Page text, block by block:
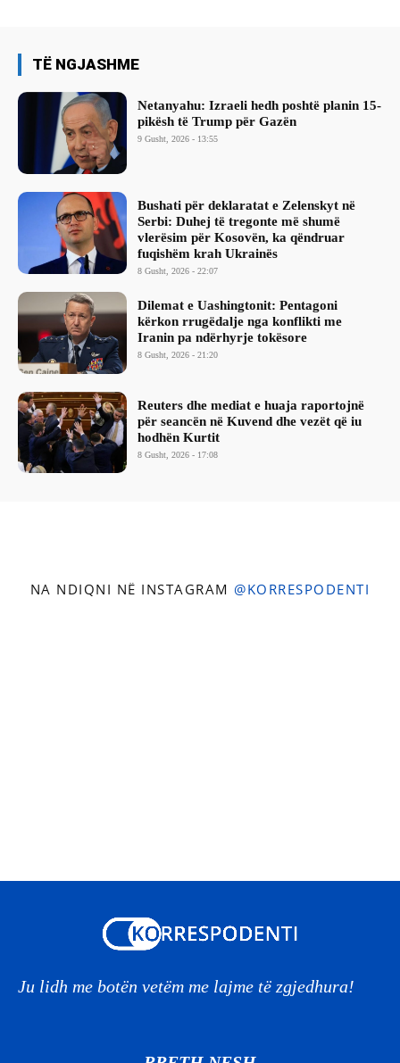
TË NGJASHME
Netanyahu: Izraeli hedh poshtë planin 15-
pikësh të Trump për Gazën
9 Gusht, 2026 - 13:55
Bushati për deklaratat e Zelenskyt në
Serbi: Duhej të tregonte më shumë
vlerësim për Kosovën, ka qëndruar
fuqishëm krah Ukrainës
8 Gusht, 2026 - 22:07
Dilemat e Uashingtonit: Pentagoni
kërkon rrugëdalje nga konflikti me
Iranin pa ndërhyrje tokësore
8 Gusht, 2026 - 21:20
Reuters dhe mediat e huaja raportojnë
për seancën në Kuvend dhe vezët që iu
hodhën Kurtit
8 Gusht, 2026 - 17:08
NA NDIQNI NË INSTAGRAM @KORRESPODENTI
Ju lidh me botën vetëm me lajme të zgjedhura!